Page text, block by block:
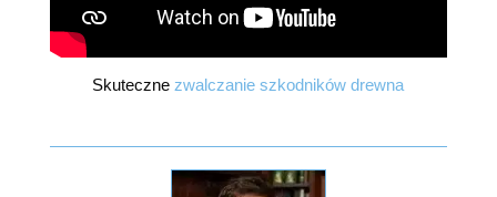
Skuteczne zwalczanie szkodników drewna